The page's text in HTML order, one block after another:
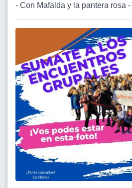
- Con Mafalda y la pantera rosa -